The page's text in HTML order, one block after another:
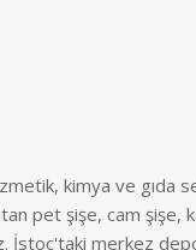
kimya ve gıda
pet şişe, cam şişe,
İstoç'taki merkez